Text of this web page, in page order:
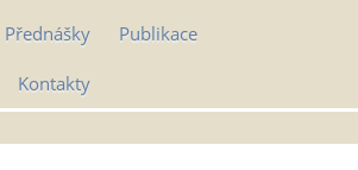
Přednášky Publikace
Kontakty